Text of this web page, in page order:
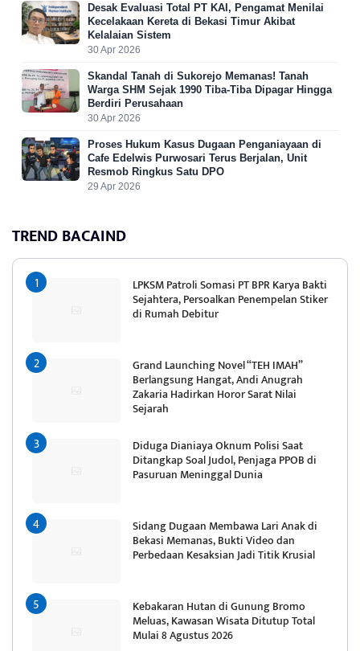
Desak Evaluasi Total PT KAI, Pengamat Menilai
Kecelakaan Kereta di Bekasi Timur Akibat
Kelalaian Sistem
30 Apr 2026
Skandal Tanah di Sukorejo Memanas! Tanah
Warga SHM Sejak 1990 Tiba-Tiba Dipagar Hingga
Berdiri Perusahaan
30 Apr 2026
Proses Hukum Kasus Dugaan Penganiayaan di
Cafe Edelwis Purwosari Terus Berjalan, Unit
Resmob Ringkus Satu DPO
29 Apr 2026
TREND BACAIND
LPKSM Patroli Somasi PT BPR Karya Bakti
Sejahtera, Persoalkan Penempelan Stiker
di Rumah Debitur
Grand Launching Novel “TEH IMAH”
Berlangsung Hangat, Andi Anugrah
Zakaria Hadirkan Horor Sarat Nilai
Sejarah
Diduga Dianiaya Oknum Polisi Saat
Ditangkap Soal Judol, Penjaga PPOB di
Pasuruan Meninggal Dunia
Sidang Dugaan Membawa Lari Anak di
Bekasi Memanas, Bukti Video dan
Perbedaan Kesaksian Jadi Titik Krusial
Kebakaran Hutan di Gunung Bromo
Meluas, Kawasan Wisata Ditutup Total
Mulai 8 Agustus 2026